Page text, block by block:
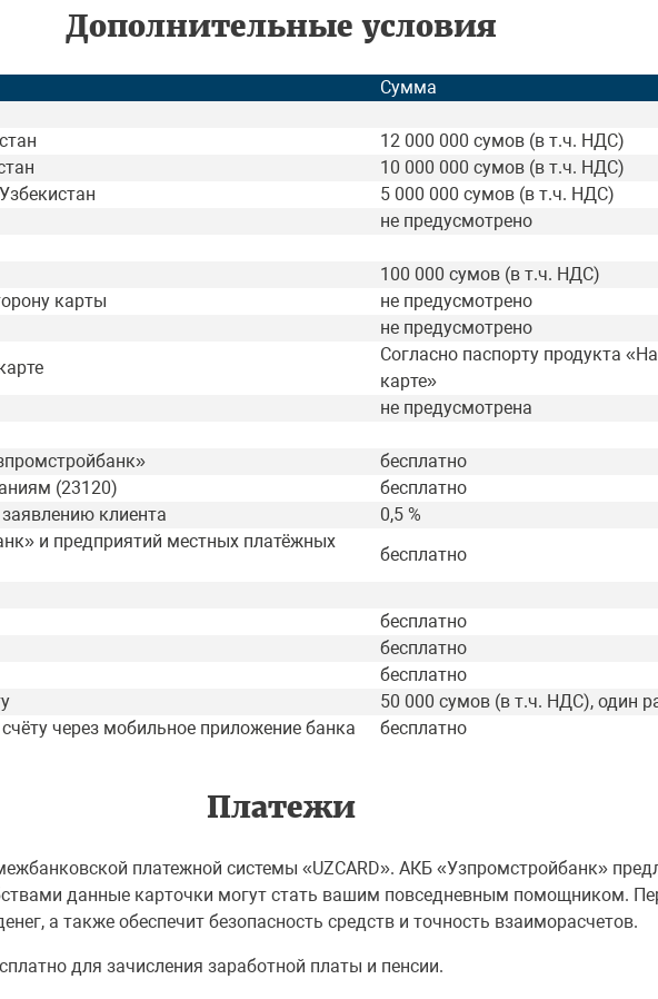
Дополнительные условия
Сумма
12 000 000 сумов (в т.ч. НДС)
10 000 000 сумов (в т.ч. НДС)
5 000 000 сумов (в т.ч. НДС)
не предусмотрено
100 000 сумов (в т.ч. НДС)
карты
не предусмотрено
не предусмотрено
Согласно паспорту продукта
карте»
не предусмотрена
бесплатно
(23120)
бесплатно
клиента
0,5 %
и предприятий местных платёжных
бесплатно
бесплатно
бесплатно
бесплатно
50 000 сумов (в т.ч. НДС), один
через мобильное приложение банка
бесплатно
Платежи
платежной системы «UZCARD». АКБ «Узпромстройбанк»
данные карточки могут стать вашим повседневным помощником.
а также обеспечит безопасность средств и точность взаиморасчетов.
для зачисления заработной платы и пенсии.